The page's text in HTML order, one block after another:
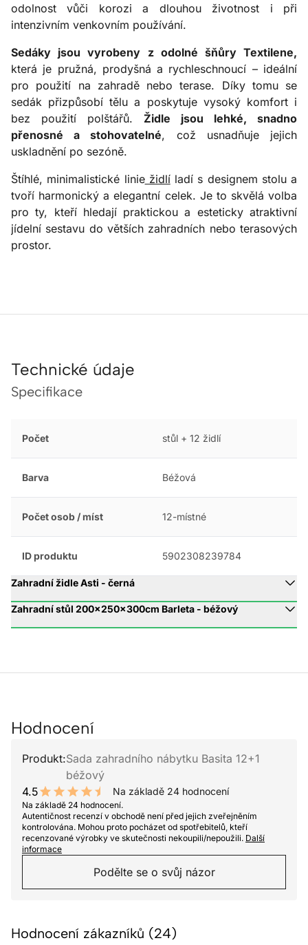
odolnost vůči korozi a dlouhou životnost i při
intenzivním venkovním používání.
Sedáky jsou vyrobeny z odolné šňůry Textilene,
která je pružná, prodyšná a rychleschnoucí – ideální
pro použití na zahradě nebo terase. Díky tomu se
sedák přizpůsobí tělu a poskytuje vysoký komfort i
bez použití polštářů. Židle jsou lehké, snadno
přenosné a stohovatelné, což usnadňuje jejich
uskladnění po sezóně.
Štíhlé, minimalistické liniežidlíladí s designem stolu a
tvoří harmonický a elegantní celek. Je to skvělá volba
pro ty, kteří hledají praktickou a esteticky atraktivní
jídelní sestavu do větších zahradních nebo terasových
prostor.
Technické údaje
Specifikace
Počet stůl + 12 židlí
Barva Béžová
Počet osob / míst 12-místné
ID produktu 5902308239784
Zahradní židle Asti - černá
Zahradní stůl 200x250x300cm Barleta - béžový
Hodnocení
Produkt:Sada zahradního nábytku Basita 12+1
béžový
4.5
9 out of 10 stars
Na základě 24 hodnocení
Na základě 24 hodnocení.
Autentičnost recenzí v obchodě není před jejich zveřejněním
kontrolována. Mohou proto pocházet od spotřebitelů, kteří
recenzované výrobky ve skutečnosti nekoupili/nepoužili. Další
informace
Podělte se o svůj názor
Hodnocení zákazníků (24)